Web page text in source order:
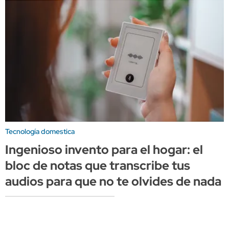
Tecnología domestica
Ingenioso invento para el hogar: el
bloc de notas que transcribe tus
audios para que no te olvides de nada